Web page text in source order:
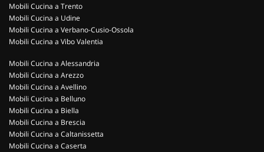
Mobili Cucina a Trento
Mobili Cucina a Udine
Mobili Cucina a Verbano-Cusio-Ossola
Mobili Cucina a Vibo Valentia
Mobili Cucina a Alessandria
Mobili Cucina a Arezzo
Mobili Cucina a Avellino
Mobili Cucina a Belluno
Mobili Cucina a Biella
Mobili Cucina a Brescia
Mobili Cucina a Caltanissetta
Mobili Cucina a Caserta